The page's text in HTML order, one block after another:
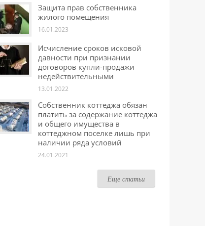
Защита прав собственника
жилого помещения
16.01.2023
Исчисление сроков исковой
давности при признании
договоров купли-продажи
недействительными
13.01.2022
Собственник коттеджа обязан
платить за содержание коттеджа
и общего имущества в
коттеджном поселке лишь при
наличии ряда условий
24.01.2021
Еще статьи